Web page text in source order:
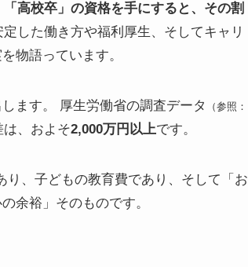
高校卒」の資格を手にすると、その割
した働き方や福利厚生、そしてキャリ
物語っています。
ます。 厚生労働省の調査データ
（参照：
、およそ2,000万円以上です。
、子どもの教育費であり、そして「お
余裕」そのものです。